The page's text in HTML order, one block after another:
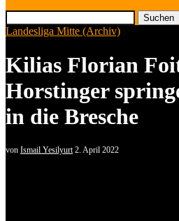
Suchen
Landesliga Mitte (Archiv)
Kilias Florian
Horstinger
in die Bresche
von Ismail Yesilyurt 2. April 2022